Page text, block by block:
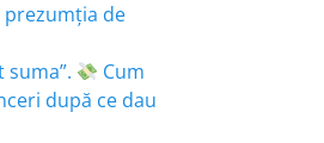
prezumția de
suma”.
Cum
după ce dau